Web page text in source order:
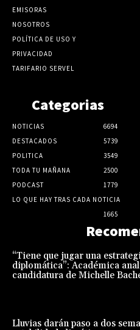
EMISORAS
NOSOTROS
POLÍTICA DE USO Y
PRIVACIDAD
TARIFARIO SERVEL
Categorias
NOTICIAS
6694
DESTACADOS
5739
POLITICA
3549
TODA TU MAÑANA
2500
PODCAST
1779
LO QUE HAY TRAS CADA NOTICIA
1665
“Tiene que jugar una
diplomática”: Académica
candidatura de Michelle
Lluvias darán paso a dos